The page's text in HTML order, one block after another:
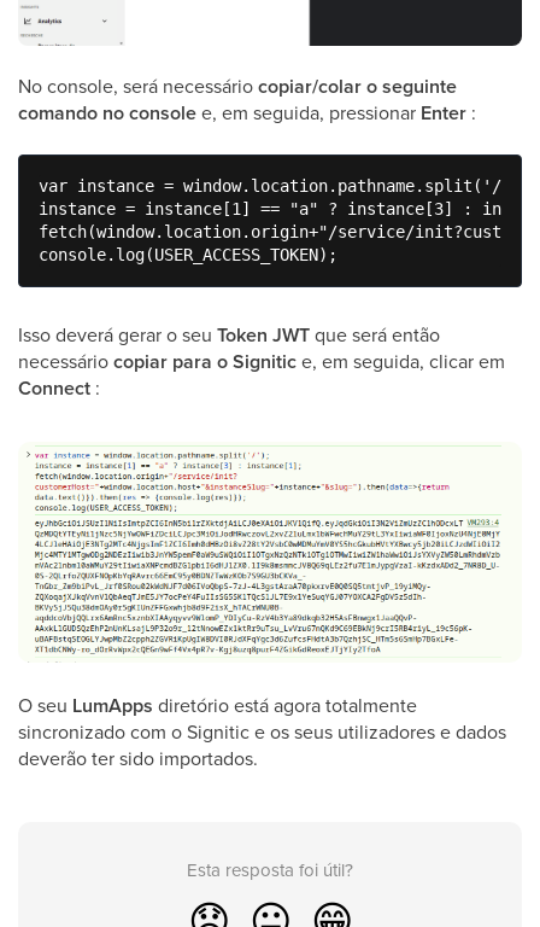
No console, será necessáriocopiar/colar o seguinte
comando no consolee, em seguida, pressionar Enter :
var instance = window.location.pathname.split('/');
instance = instance[1] == "a" ? instance[3] :
fetch(window.location.origin+"/service/
console.log(USER_ACCESS_TOKEN);
Isso deverá gerar o seu Token JWTque será então
necessáriocopiar para o Signitice, em seguida, clicar em
Connect :
O seu LumApps diretório está agora totalmente
sincronizado com o Signitic e os seus utilizadores e dados
deverão ter sido importados.
Esta resposta foi útil?